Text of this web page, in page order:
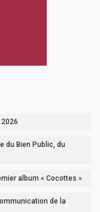
du Bien Public, du
album « Cocottes »
de la